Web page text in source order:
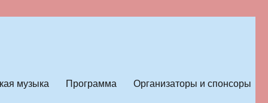
музыка Программа Организаторы и спонсоры